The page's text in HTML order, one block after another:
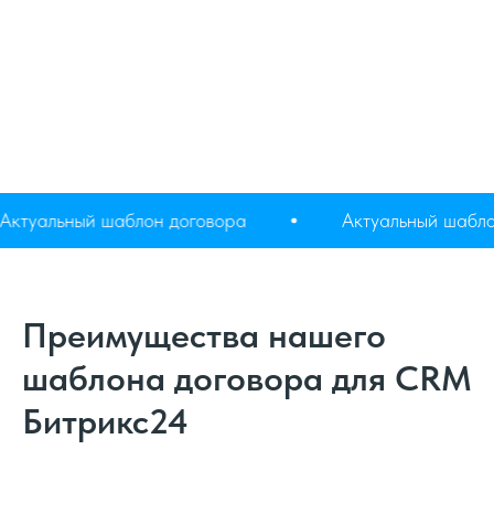
Актуальный шаблон договора Актуальный
Преимущества нашего
шаблона договора для CRM
Битрикс24